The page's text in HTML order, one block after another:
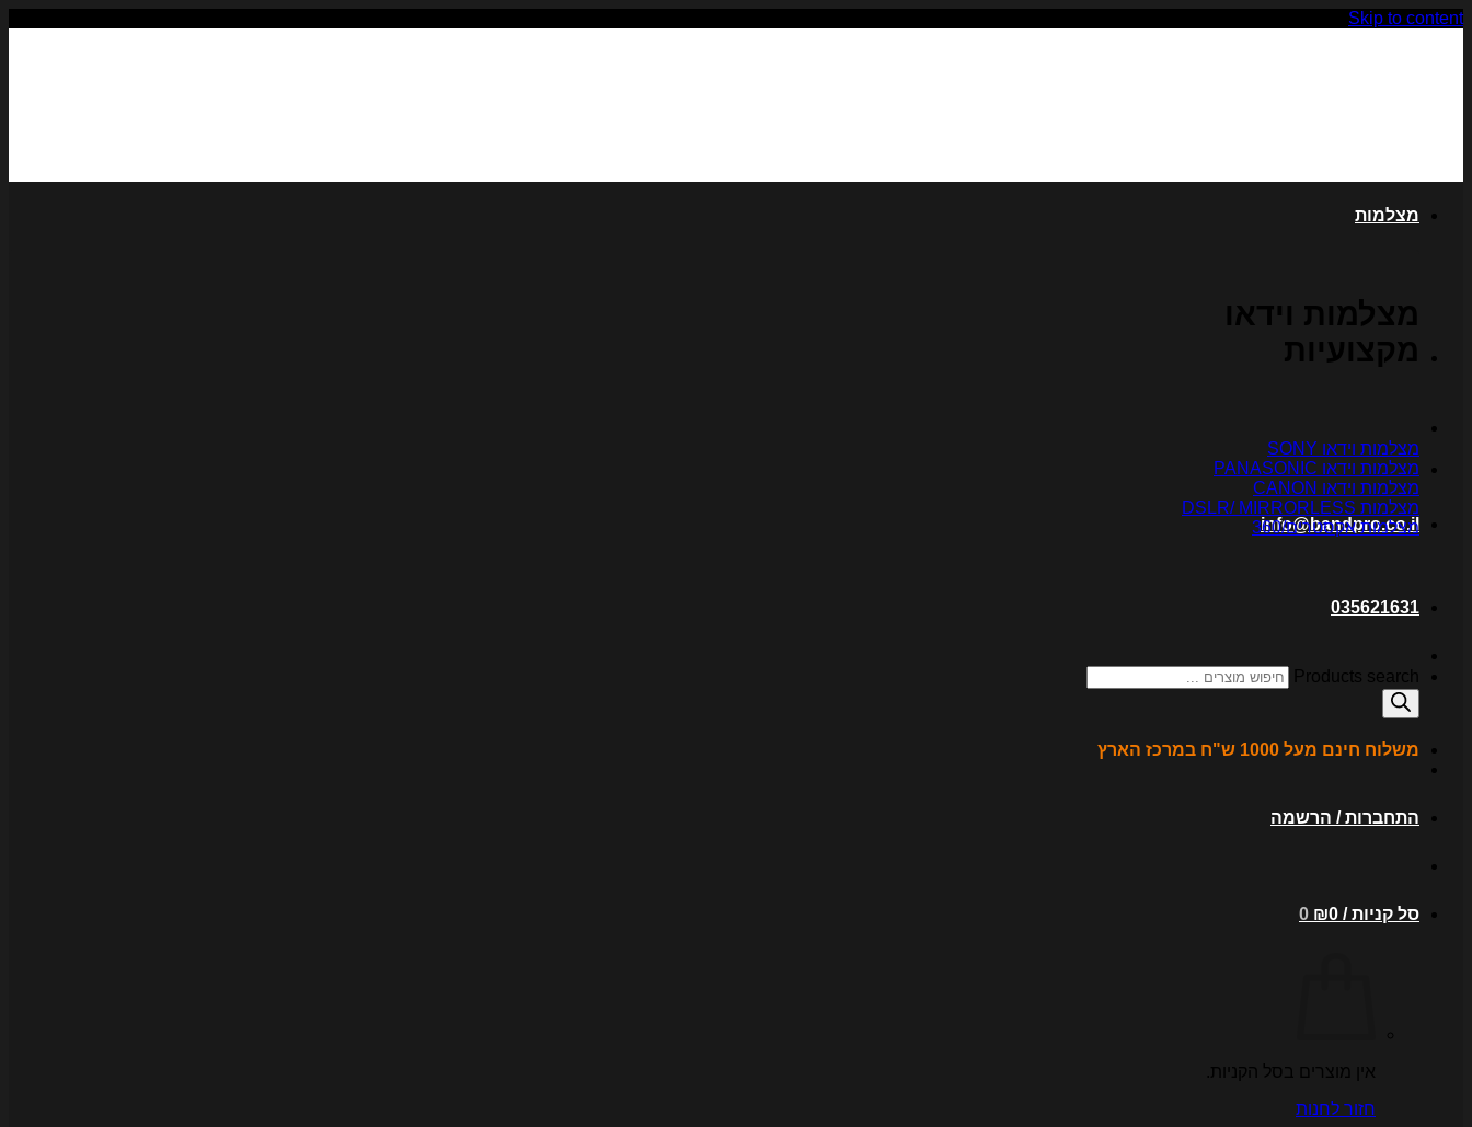
Skip to content
info@bandpro.co.il
035621631
Products search
משלוח חינם מעל 1000 ש"ח במרכז הארץ
התחברות / הרשמה
סל קניות / ₪0
0
אין מוצרים בסל הקניות.
חזור לחנות
מצלמות
מצלמות וידאו
מקצועיות
מצלמות וידאו SONY
מצלמות וידאו PANASONIC
מצלמות וידאו CANON
מצלמות DSLR/ MIRRORLESS
מצלמות אקסטרים/360